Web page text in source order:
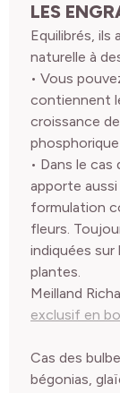
LES
Equilibrés, ils
naturelle à
• Vous
contiennent
croissance
• Dans le
apporte
formulation
fleurs.
indiquées sur
plantes.
Meilland
exclusif en
Cas des
bégonias,